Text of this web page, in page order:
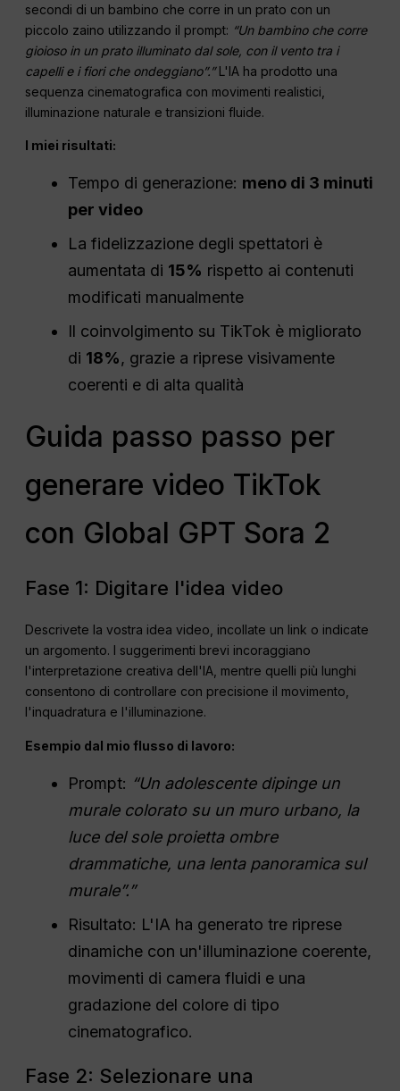
secondi di un bambino che corre in un prato con un
piccolo zaino utilizzando il prompt: “Un bambino che corre
gioioso in un prato illuminato dal sole, con il vento tra i
capelli e i fiori che ondeggiano”.”L'IA ha prodotto una
sequenza cinematografica con movimenti realistici,
illuminazione naturale e transizioni fluide.
I miei risultati:
Tempo di generazione: meno di 3 minuti
per video
La fidelizzazione degli spettatori è
aumentata di 15% rispetto ai contenuti
modificati manualmente
Il coinvolgimento su TikTok è migliorato
di 18%, grazie a riprese visivamente
coerenti e di alta qualità
Guida passo passo per
generare video TikTok
con Global GPT Sora 2
Fase 1: Digitare l'idea video
Descrivete la vostra idea video, incollate un link o indicate
un argomento. I suggerimenti brevi incoraggiano
l'interpretazione creativa dell'IA, mentre quelli più lunghi
consentono di controllare con precisione il movimento,
l'inquadratura e l'illuminazione.
Esempio dal mio flusso di lavoro:
Prompt: “Un adolescente dipinge un
murale colorato su un muro urbano, la
luce del sole proietta ombre
drammatiche, una lenta panoramica sul
murale”.”
Risultato: L'IA ha generato tre riprese
dinamiche con un'illuminazione coerente,
movimenti di camera fluidi e una
gradazione del colore di tipo
cinematografico.
Fase 2: Selezionare una